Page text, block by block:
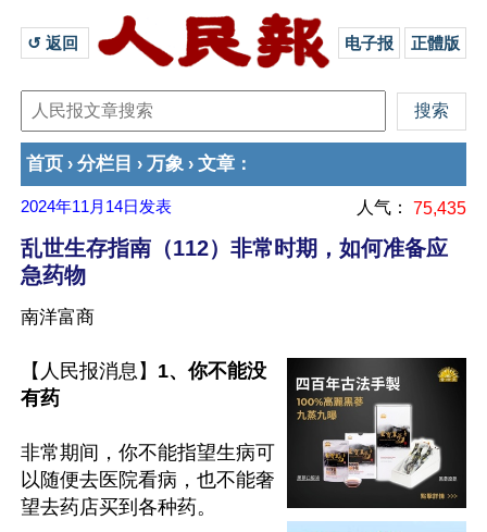
↺ 返回 电子报 正體版
首页 › 分栏目 › 万象 › 文章 ：
2024年11月14日 发表 人气： 75,435
乱世生存指南（112）非常时期，如何准备应
急药物
南洋富商
【人民报消息】 1、你不能没
有药
非常期间，你不能指望生病可
以随便去医院看病，也不能奢
望去药店买到各种药。